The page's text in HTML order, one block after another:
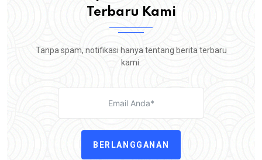
Terbaru Kami
Tanpa spam, notifikasi hanya tentang berita terbaru
kami.
BERLANGGANAN